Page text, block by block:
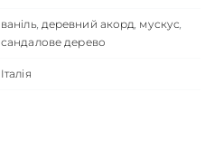
ваніль, деревний акорд мускус
сандалове дерево
Італія